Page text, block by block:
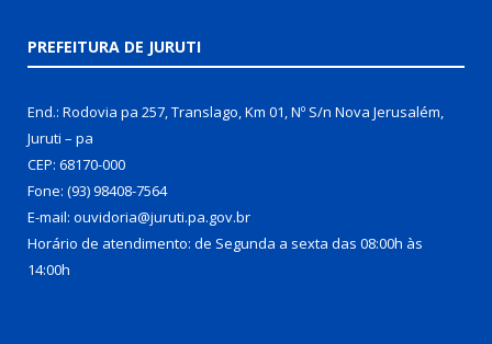
PREFEITURA DE JURUTI
End.: Rodovia pa 257, Translago, Km 01, Nº S/n Nova Jerusalém,
Juruti – pa
CEP: 68170-000
Fone: (93) 98408-7564
E-mail: ouvidoria@juruti.pa.gov.br
Horário de atendimento: de Segunda a sexta das 08:00h às
14:00h